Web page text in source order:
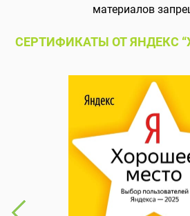
материалов
СЕРТИФИКАТЫ ОТ ЯНДЕКС